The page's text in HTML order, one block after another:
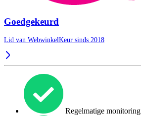
Goedgekeurd
Lid van WebwinkelKeur sinds 2018
Regelmatige monitoring